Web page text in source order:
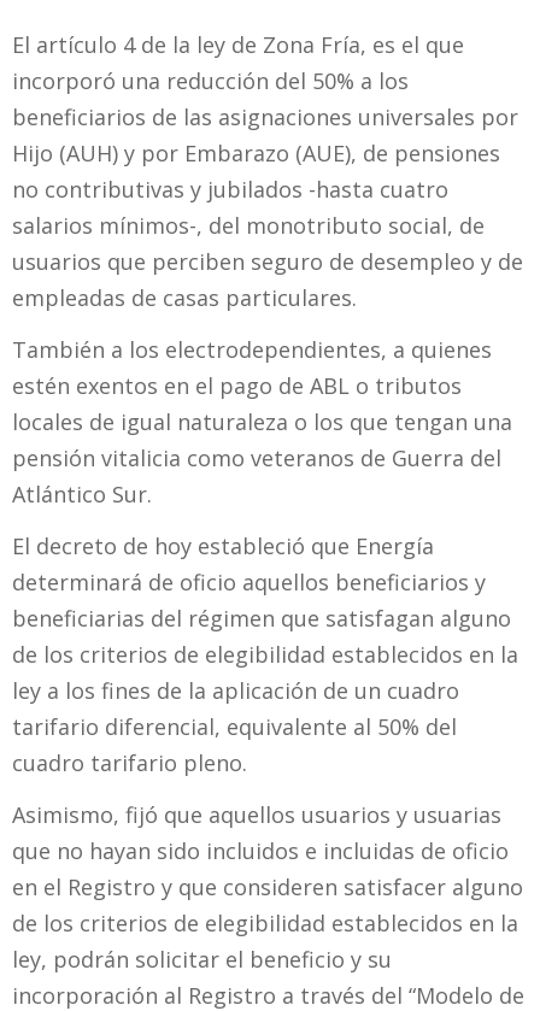
El artículo 4 de la ley de Zona Fría, es el que
incorporó una reducción del 50% a los
beneficiarios de las asignaciones universales por
Hijo (AUH) y por Embarazo (AUE), de pensiones
no contributivas y jubilados -hasta cuatro
salarios mínimos-, del monotributo social, de
usuarios que perciben seguro de desempleo y de
empleadas de casas particulares.
También a los electrodependientes, a quienes
estén exentos en el pago de ABL o tributos
locales de igual naturaleza o los que tengan una
pensión vitalicia como veteranos de Guerra del
Atlántico Sur.
El decreto de hoy estableció que Energía
determinará de oficio aquellos beneficiarios y
beneficiarias del régimen que satisfagan alguno
de los criterios de elegibilidad establecidos en la
ley a los fines de la aplicación de un cuadro
tarifario diferencial, equivalente al 50% del
cuadro tarifario pleno.
Asimismo, fijó que aquellos usuarios y usuarias
que no hayan sido incluidos e incluidas de oficio
en el Registro y que consideren satisfacer alguno
de los criterios de elegibilidad establecidos en la
ley, podrán solicitar el beneficio y su
incorporación al Registro a través del “Modelo de